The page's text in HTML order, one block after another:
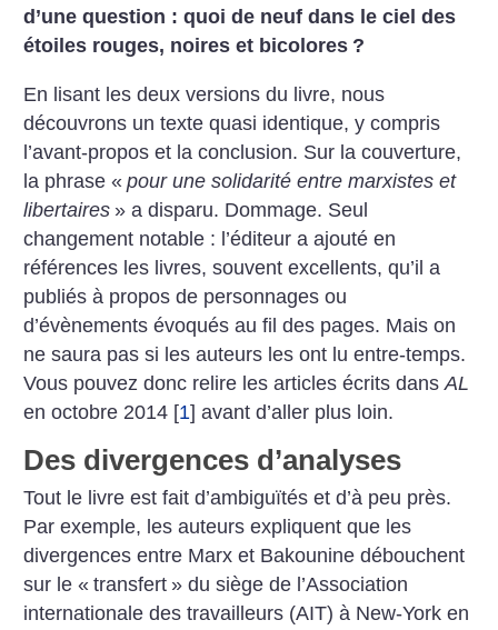
d’une question : quoi de neuf dans le ciel des
étoiles rouges, noires et bicolores ?
En lisant les deux versions du livre, nous
découvrons un texte quasi identique, y compris
l’avant-propos et la conclusion. Sur la couverture,
la phrase « pour une solidarité entre marxistes et
libertaires » a disparu. Dommage. Seul
changement notable : l’éditeur a ajouté en
références les livres, souvent excellents, qu’il a
publiés à propos de personnages ou
d’évènements évoqués au fil des pages. Mais on
ne saura pas si les auteurs les ont lu entre-temps.
Vous pouvez donc relire les articles écrits dansAL
en octobre 2014 [1] avant d’aller plus loin.
Des divergences d’analyses
Tout le livre est fait d’ambiguïtés et d’à peu près.
Par exemple, les auteurs expliquent que les
divergences entre Marx et Bakounine débouchent
sur le « transfert » du siège de l’Association
internationale des travailleurs (AIT) à New-York en